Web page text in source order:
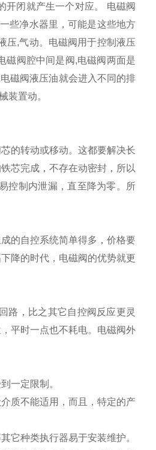
开闭就产生一个对应。 电磁阀
些净水器里，可能是这些地方
压,气动。电磁阀用于控制液压
磁阀腔中间是阀,电磁阀两面是
磁阀液压油就会进入不同的排
装置动。
的转动或移动。这都要解决长
芯完成，不存在动密封，所以
控制内泄漏，直至降为零。所
的自控系统简单得多，价格要
降的时代，电磁阀的优势就更
路，比之其它自控阀反应更灵
平时一点也不耗电。电磁阀外
一定限制。
质不能适用，而且，特定的产
它种类执行器易于安装维护。